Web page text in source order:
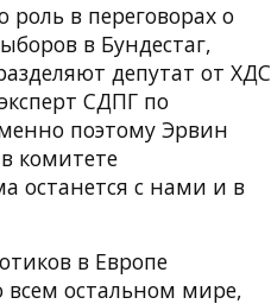
в переговорах о
в Бундестаг,
депутат от ХДС
СДПГ по
поэтому Эрвин
комитете
останется с нами и в
в Европе
остальном мире,